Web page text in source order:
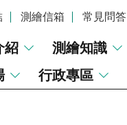
測繪信箱 常見問答
紹 測繪知識
行政專區